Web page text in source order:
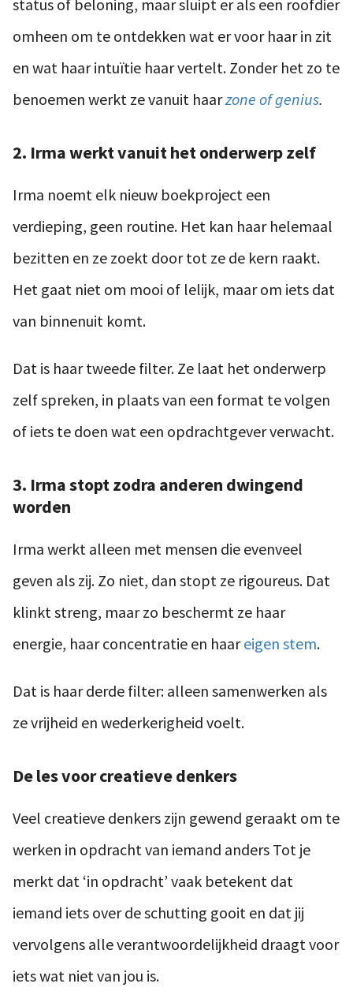
status of beloning, maar sluipt er als een roofdier
omheen om te ontdekken wat er voor haar in zit
en wat haar intuïtie haar vertelt. Zonder het zo te
benoemen werkt ze vanuit haarzone of genius.
2. Irma werkt vanuit het onderwerp zelf
Irma noemt elk nieuw boekproject een
verdieping, geen routine. Het kan haar helemaal
bezitten en ze zoekt door tot ze de kern raakt.
Het gaat niet om mooi of lelijk, maar om iets dat
van binnenuit komt.
Dat is haar tweede filter. Ze laat het onderwerp
zelf spreken, in plaats van een format te volgen
of iets te doen wat een opdrachtgever verwacht.
3. Irma stopt zodra anderen dwingend
worden
Irma werkt alleen met mensen die evenveel
geven als zij. Zo niet, dan stopt ze rigoureus. Dat
klinkt streng, maar zo beschermt ze haar
energie, haar concentratie en haareigen stem.
Dat is haar derde filter: alleen samenwerken als
ze vrijheid en wederkerigheid voelt.
De les voor creatieve denkers
Veel creatieve denkers zijn gewend geraakt om te
werken in opdracht van iemand anders Tot je
merkt dat ‘in opdracht’ vaak betekent dat
iemand iets over de schutting gooit en dat jij
vervolgens alle verantwoordelijkheid draagt voor
iets wat niet van jou is.